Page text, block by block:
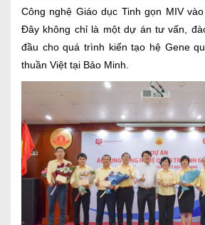
Công nghệ Giáo dục Tinh gọn MIV
Đây không chỉ là một dự án tư vấn,
đầu cho quá trình kiến tạo hệ Gene
thuần Việt tại Bảo Minh.